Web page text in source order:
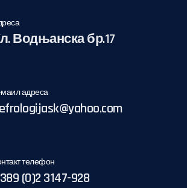
Водњанска бр.17
адреса
телефон
(0)2 3147-928